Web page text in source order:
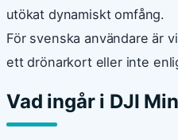
utökat dynamiskt omfång.
För svenska användare är
ett drönarkort eller inte
Vad ingår i DJI